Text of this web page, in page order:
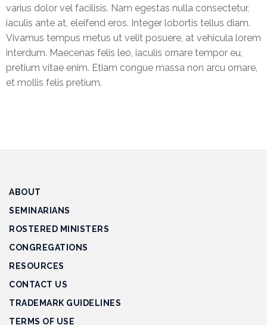
varius dolor vel facilisis. Nam egestas nulla consectetur,
iaculis ante at, eleifend eros. Integer lobortis tellus diam.
Vivamus tempus metus ut velit posuere, at vehicula lorem
interdum. Maecenas felis leo, iaculis ornare tempor eu,
pretium vitae enim. Etiam congue massa non arcu ornare,
et mollis felis pretium.
ABOUT
SEMINARIANS
ROSTERED MINISTERS
CONGREGATIONS
RESOURCES
CONTACT US
TRADEMARK GUIDELINES
TERMS OF USE